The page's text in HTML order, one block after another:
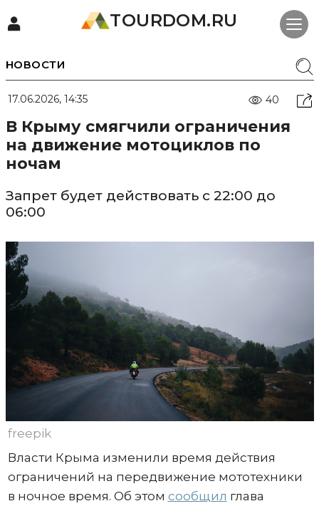
TOURDOM.RU
НОВОСТИ
17.06.2026, 14:35 40
В Крыму смягчили ограничения
на движение мотоциклов по
ночам
Запрет будет действовать с 22:00 до
06:00
freepik
Власти Крыма изменили время действия
ограничений на передвижение мототехники
в ночное время. Об этом сообщил глава